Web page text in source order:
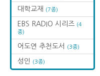
대학교재 (7종)
EBS RADIO 시리즈 (4
종)
어도연 추천도서 (3종)
성인 (3종)